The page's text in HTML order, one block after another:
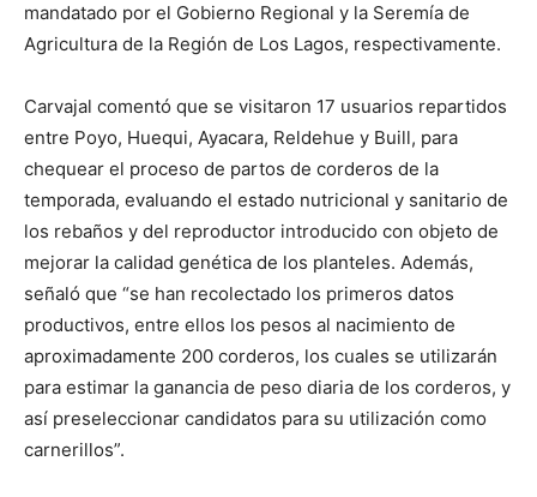
mandatado por el Gobierno Regional y la Seremía de
Agricultura de la Región de Los Lagos, respectivamente.
Carvajal comentó que se visitaron 17 usuarios repartidos
entre Poyo, Huequi, Ayacara, Reldehue y Buill, para
chequear el proceso de partos de corderos de la
temporada, evaluando el estado nutricional y sanitario de
los rebaños y del reproductor introducido con objeto de
mejorar la calidad genética de los planteles. Además,
señaló que “se han recolectado los primeros datos
productivos, entre ellos los pesos al nacimiento de
aproximadamente 200 corderos, los cuales se utilizarán
para estimar la ganancia de peso diaria de los corderos, y
así preseleccionar candidatos para su utilización como
carnerillos”.